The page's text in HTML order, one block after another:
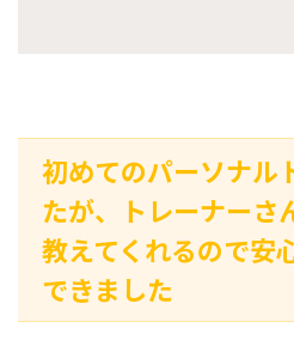
初めてのパーソナル
たが、トレーナーさ
教えてくれるので安
できました